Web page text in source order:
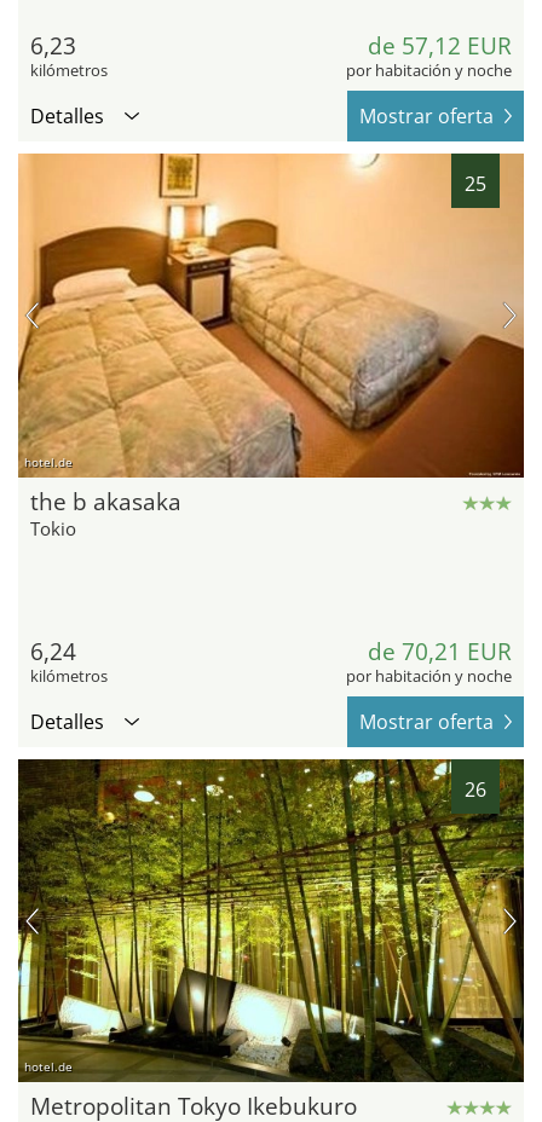
6,23
kilómetros
de 57,12 EUR
por habitación y noche
Detalles Mostrar oferta
25
hotel.de
the b akasaka
Tokio
6,24
kilómetros
de 70,21 EUR
por habitación y noche
Detalles Mostrar oferta
26
hotel.de
Metropolitan Tokyo Ikebukuro